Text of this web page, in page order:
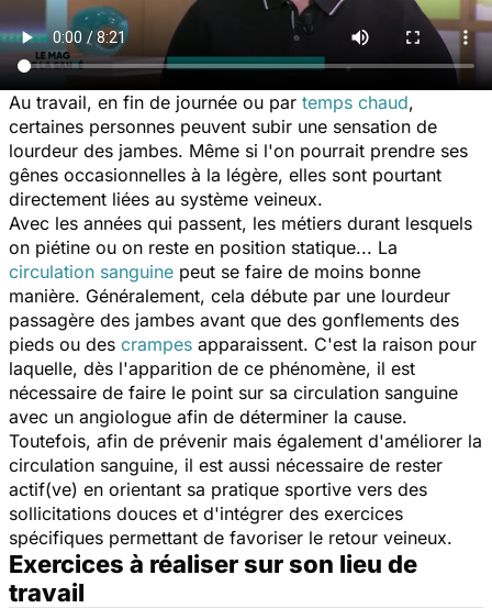
Au travail, en fin de journée ou par temps chaud,
certaines personnes peuvent subir une sensation de
lourdeur des jambes. Même si l'on pourrait prendre ses
gênes occasionnelles à la légère, elles sont pourtant
directement liées au système veineux.
Avec les années qui passent, les métiers durant lesquels
on piétine ou on reste en position statique... La
circulation sanguine peut se faire de moins bonne
manière. Généralement, cela débute par une lourdeur
passagère des jambes avant que des gonflements des
pieds ou des crampes apparaissent. C'est la raison pour
laquelle, dès l'apparition de ce phénomène, il est
nécessaire de faire le point sur sa circulation sanguine
avec un angiologue afin de déterminer la cause.
Toutefois, afin de prévenir mais également d'améliorer la
circulation sanguine, il est aussi nécessaire de rester
actif(ve) en orientant sa pratique sportive vers des
sollicitations douces et d'intégrer des exercices
spécifiques permettant de favoriser le retour veineux.
Exercices à réaliser sur son lieu de
travail